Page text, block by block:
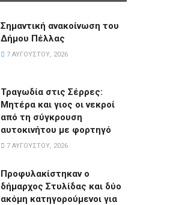
Σημαντική ανακοίνωση του
Δήμου Πέλλας
7 ΑΥΓΟΎΣΤΟΥ, 2026
Τραγωδία στις Σέρρες:
Μητέρα και γιος οι νεκροί
από τη σύγκρουση
αυτοκινήτου με φορτηγό
7 ΑΥΓΟΎΣΤΟΥ, 2026
Προφυλακίστηκαν ο
δήμαρχος Στυλίδας και δύο
ακόμη κατηγορούμενοι για